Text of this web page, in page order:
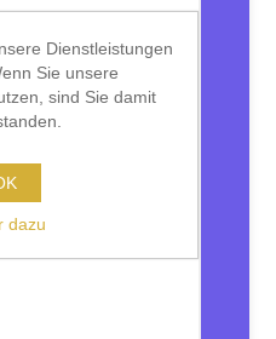
die uns bei der
unseres Geschäfts
wie
und
Aufsichtsbehörden,
Dienstleistungen
Sie unsere
sind Sie damit
dazu